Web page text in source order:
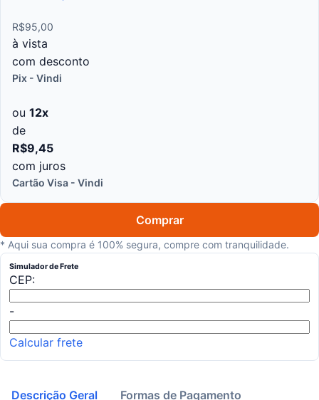
R$95,00
à vista
com desconto
Pix - Vindi
ou 12x
de
R$9,45
com juros
Cartão Visa - Vindi
Comprar
* Aqui sua compra é 100% segura, compre com tranquilidade.
Simulador de Frete
CEP:
-
Calcular frete
Descrição Geral Formas de Pagamento